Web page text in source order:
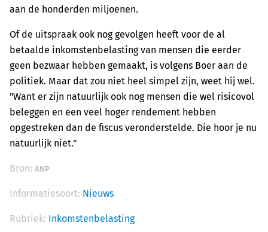
aan de honderden miljoenen.
Of de uitspraak ook nog gevolgen heeft voor de al
betaalde inkomstenbelasting van mensen die eerder
geen bezwaar hebben gemaakt, is volgens Boer aan de
politiek. Maar dat zou niet heel simpel zijn, weet hij wel.
"Want er zijn natuurlijk ook nog mensen die wel risicovol
beleggen en een veel hoger rendement hebben
opgestreken dan de fiscus veronderstelde. Die hoor je nu
natuurlijk niet."
Bron: ANP
Informatiesoort: Nieuws
Rubriek: Inkomstenbelasting